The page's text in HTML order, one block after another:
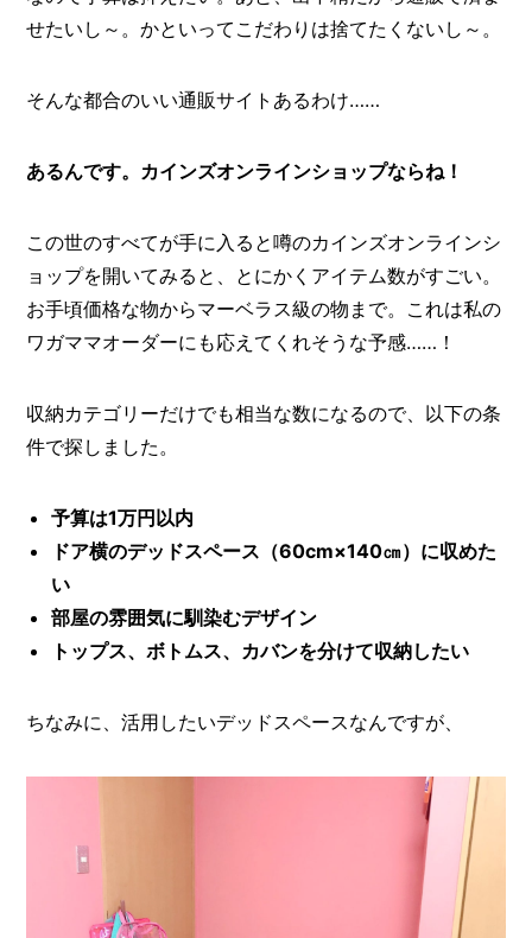
せたいし～。かといってこだわりは捨てたくないし～。
そんな都合のいい通販サイトあるわけ……
あるんです。カインズオンラインショップならね！
この世のすべてが手に入ると噂のカインズオンラインシ
ョップを開いてみると、とにかくアイテム数がすごい。
お手頃価格な物からマーベラス級の物まで。これは私の
ワガママオーダーにも応えてくれそうな予感……！
収納カテゴリーだけでも相当な数になるので、以下の条
件で探しました。
予算は1万円以内
ドア横のデッドスペース（60cm×140㎝）に収めた
い
部屋の雰囲気に馴染むデザイン
トップス、ボトムス、カバンを分けて収納したい
ちなみに、活用したいデッドスペースなんですが、